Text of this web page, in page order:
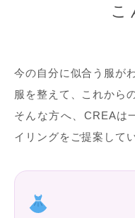
こ
今の自分に似合う服が
服を整えて、これから
そんな方へ、CREAは
イリングをご提案して